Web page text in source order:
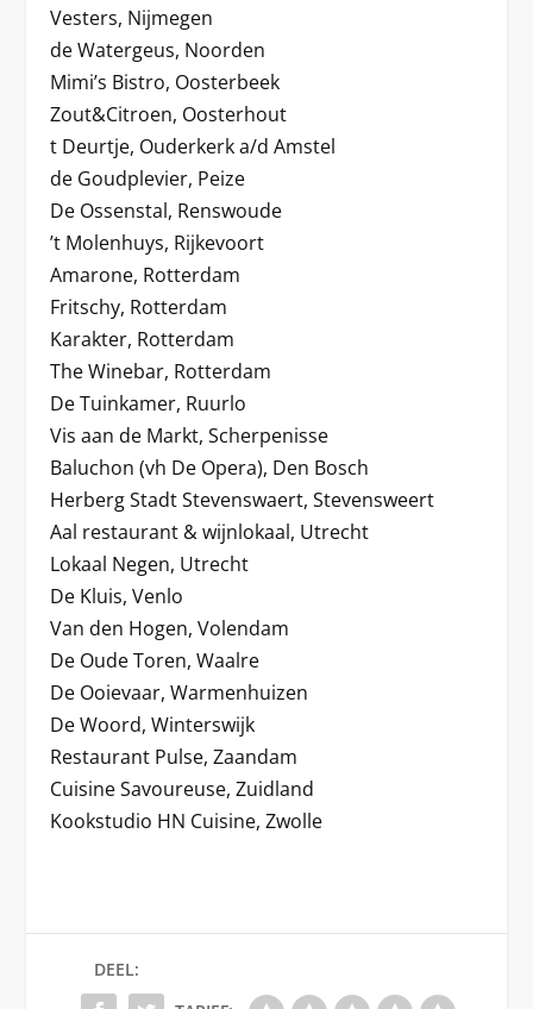
Vesters, Nijmegen
de Watergeus, Noorden
Mimi’s Bistro, Oosterbeek
Zout&Citroen, Oosterhout
t Deurtje, Ouderkerk a/d Amstel
de Goudplevier, Peize
De Ossenstal, Renswoude
’t Molenhuys, Rijkevoort
Amarone, Rotterdam
Fritschy, Rotterdam
Karakter, Rotterdam
The Winebar, Rotterdam
De Tuinkamer, Ruurlo
Vis aan de Markt, Scherpenisse
Baluchon (vh De Opera), Den Bosch
Herberg Stadt Stevenswaert, Stevensweert
Aal restaurant & wijnlokaal, Utrecht
Lokaal Negen, Utrecht
De Kluis, Venlo
Van den Hogen, Volendam
De Oude Toren, Waalre
De Ooievaar, Warmenhuizen
De Woord, Winterswijk
Restaurant Pulse, Zaandam
Cuisine Savoureuse, Zuidland
Kookstudio HN Cuisine, Zwolle
DEEL: